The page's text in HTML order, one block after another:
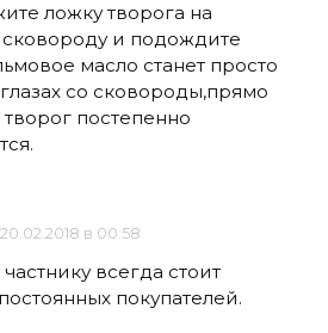
ложку творога на
сковороду и подождите
масло станет просто
со сковороды,прямо
творог постепенно
20.02.2018 в 00:58
всегда стоит
покупателей.